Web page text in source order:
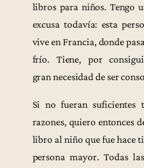
libros para niños. Tengo
excusa todavía: esta
vive en Francia, donde
frío. Tiene, por
gran necesidad de ser
Si no fueran suficientes
razones, quiero entonces
libro al niño que fue hace
persona mayor. Todas